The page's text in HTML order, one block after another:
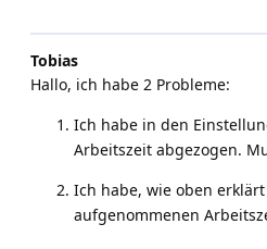
Tobias
Hallo, ich habe 2 Probleme:
Ich habe in den
Arbeitszeit abgezogen.
Ich habe, wie oben
aufgenommenen